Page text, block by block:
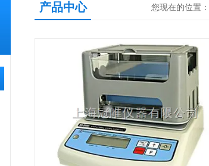
产品中心 您现在的位置：